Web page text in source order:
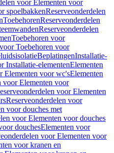
voor Elementen voor
spoelbakkenReserveonderdelen
ToebehorenReserveonderdelen
Reserveonderdelen
Toebehoren voor
Toebehoren voor
BeplatingenInstallatie-
Installatie-elementenElementen
Elementen voor wc'sElementen
voor Elementen voor
voor Elementen
Reserveonderdelen voor
voor douches met
voor Elementen voor douches
douchesElementen voor
voor Elementen voor
voor kranen en